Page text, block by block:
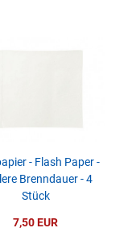
- Flash Paper -
Brenndauer - 4
Stück
7,50 EUR